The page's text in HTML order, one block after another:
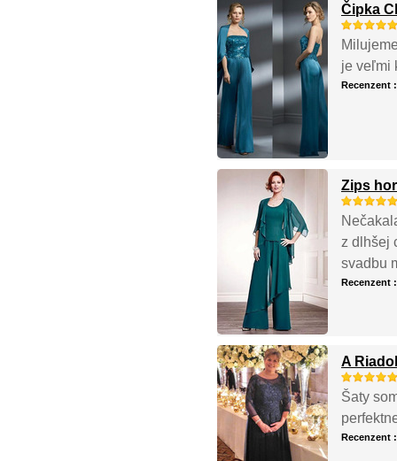
Čipka
je veľmi
Recenzent
Zips
z dlhšej
svadbu
Recenzent
A
Šaty
Recenzent